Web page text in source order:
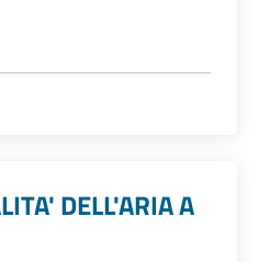
DELL'ARIA A